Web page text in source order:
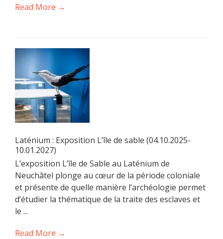
Read More →
Laténium : Exposition L’île de sable (04.10.2025-
10.01.2027)
L’exposition L’île de Sable au Laténium de
Neuchâtel plonge au cœur de la période coloniale
et présente de quelle manière l’archéologie permet
d’étudier la thématique de la traite des esclaves et
le ...
Read More →